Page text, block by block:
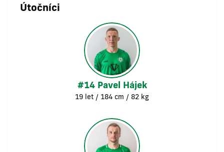
Útočníci
#14 Pavel Hájek
19 let / 184 cm / 82 kg